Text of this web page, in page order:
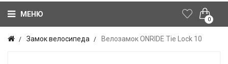
0
МЕНЮ
Замок велосипеда Велозамок ONRIDE Tie Lock 10